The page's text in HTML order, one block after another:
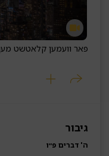
פאר וועמען קלאטשט
גיבור
ה' דברים פ״ו